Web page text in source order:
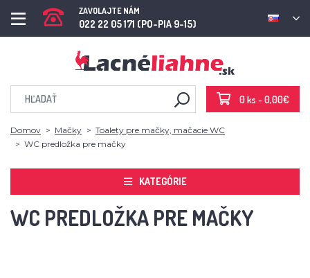
ZAVOLAJTE NÁM
022 22 05 171 (PO-PIA 9-15)
0 ks - 0,00€
Domov Mačky
Toalety pre mačky, mačacie WC
WC predložka pre mačky
KATEGÓRIE
WC PREDLOŽKA PRE MAČKY